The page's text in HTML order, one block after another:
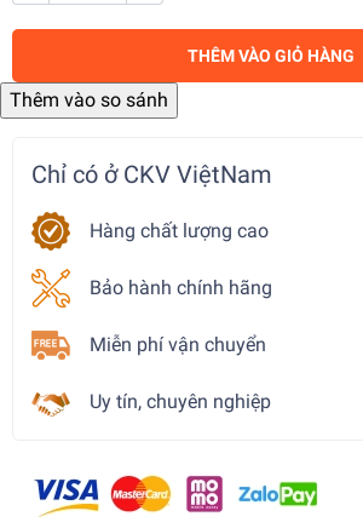
THÊM VÀO GIỎ HÀNG
Chỉ có ở CKV ViệtNam
Hàng chất lượng cao
Bảo hành chính hãng
Miễn phí vận chuyển
Uy tín, chuyên nghiệp